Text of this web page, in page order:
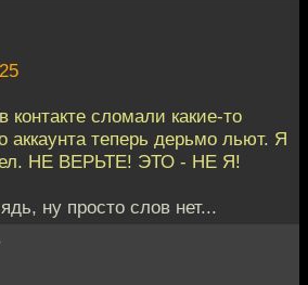
сломали какие-то
аккаунта теперь дерьмо льют. Я
НЕ ВЕРЬТЕ! ЭТО - НЕ Я!
ну просто слов нет...